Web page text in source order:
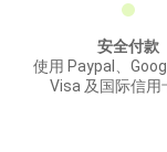
安全付款
使用 Paypal、
Visa 及国际信用